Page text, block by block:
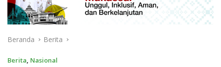
Beranda Berita
Berita, Nasional